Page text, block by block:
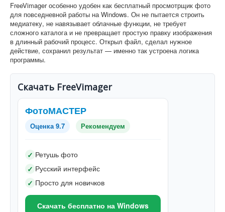
FreeVimager особенно удобен как бесплатный просмотрщик фото
для повседневной работы на Windows. Он не пытается строить
медиатеку, не навязывает облачные функции, не требует
сложного каталога и не превращает простую правку изображения
в длинный рабочий процесс. Открыл файл, сделал нужное
действие, сохранил результат — именно так устроена логика
программы.
Скачать FreeVimager
ФотоМАСТЕР
Оценка 9.7 Рекомендуем
✓ Ретушь фото
✓ Русский интерфейс
✓ Просто для новичков
Скачать бесплатно на Windows